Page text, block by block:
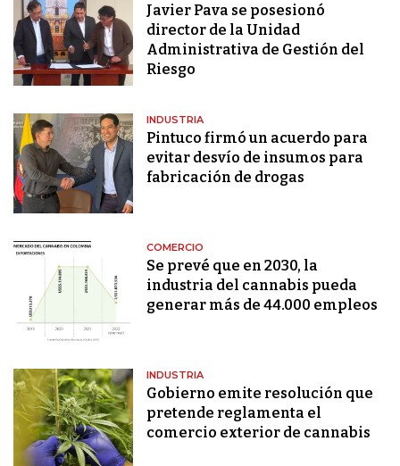
Javier Pava se posesionó
director de la Unidad
Administrativa de Gestión del
Riesgo
INDUSTRIA
Pintuco firmó un acuerdo para
evitar desvío de insumos para
fabricación de drogas
COMERCIO
Se prevé que en 2030, la
industria del cannabis pueda
generar más de 44.000 empleos
INDUSTRIA
Gobierno emite resolución que
pretende reglamenta el
comercio exterior de cannabis